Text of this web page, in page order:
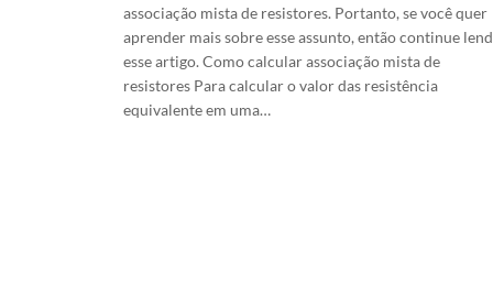
associação mista de resistores. Portanto, se você quer
aprender mais sobre esse assunto, então continue
esse artigo. Como calcular associação mista de
resistores Para calcular o valor das resistência
equivalente em uma…